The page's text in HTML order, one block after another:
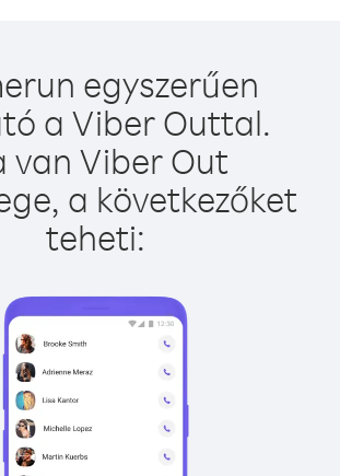
egyszerűen
a Viber Outtal.
van Viber Out
a következőket
teheti: